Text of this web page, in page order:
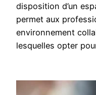
disposition d’un
permet aux
environnement
lesquelles opter